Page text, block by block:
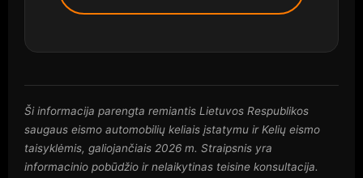
Ši informacija parengta remiantis Lietuvos Respublikos
saugaus eismo automobilių keliais įstatymu ir Kelių eismo
taisyklėmis, galiojančiais 2026 m. Straipsnis yra
informacinio pobūdžio ir nelaikytinas teisine konsultacija.